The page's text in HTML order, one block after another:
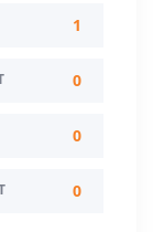
1
0
0
0